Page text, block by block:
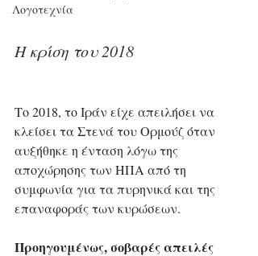
Λογοτεχνία
Η κρίση του 2018
Το 2018, το Ιράν είχε απειλήσει να
κλείσει τα Στενά του Ορμούζ όταν
αυξήθηκε η ένταση λόγω της
αποχώρησης των ΗΠΑ από τη
συμφωνία για τα πυρηνικά και της
επαναφοράς των κυρώσεων.
Προηγουμένως, σοβαρές απειλές